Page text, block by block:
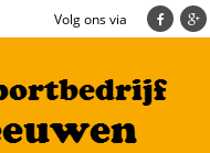
Volg ons via